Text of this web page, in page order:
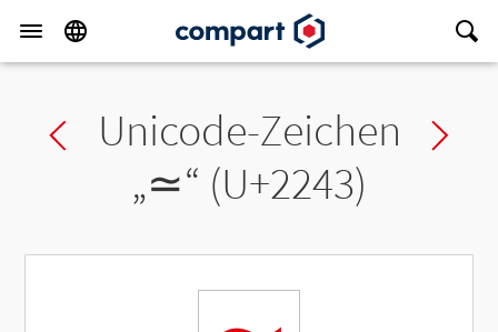
Previous char
Unicode-Zeichen
„≃“ (U+2243)